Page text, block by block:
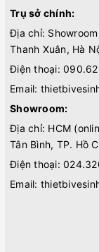
Trụ sở chính:
Địa chỉ:
Thanh Xuân, Hà
Điện thoại:
Email:
Showroom:
Địa chỉ: HCM
Tân Bình, TP. Hồ
Điện thoại:
Email: